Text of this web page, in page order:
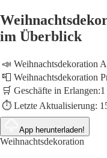
im Überblick
📣 Weihnachtsdekoration
📮 Weihnachtsdekoration
🛒 Geschäfte in Erlangen:1
⏱️ Letzte Aktualisierung:
App herunterladen!
Weihnachtsdekoration